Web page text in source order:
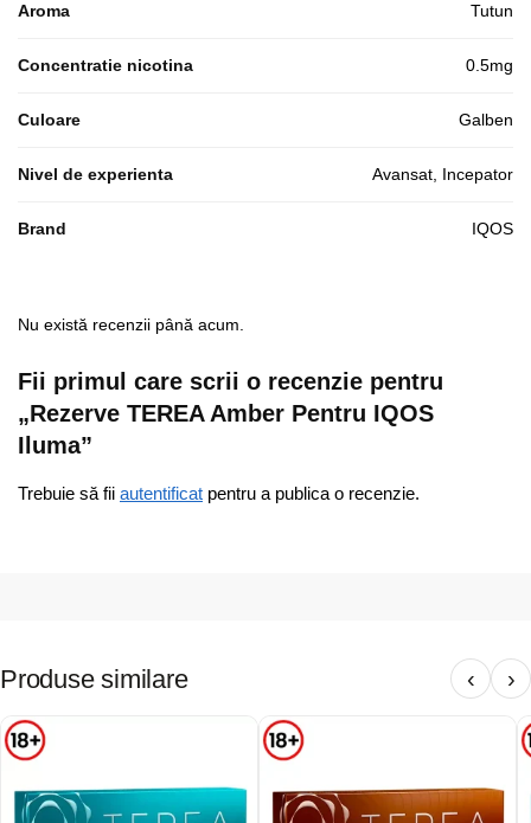
Aroma Tutun
Concentratie nicotina 0.5mg
Culoare Galben
Nivel de experienta Avansat, Incepator
Brand IQOS
Nu există recenzii până acum.
Fii primul care scrii o recenzie pentru
„Rezerve TEREA Amber Pentru IQOS
Iluma”
Trebuie să fii autentificat pentru a publica o recenzie.
Produse similare ‹ ›